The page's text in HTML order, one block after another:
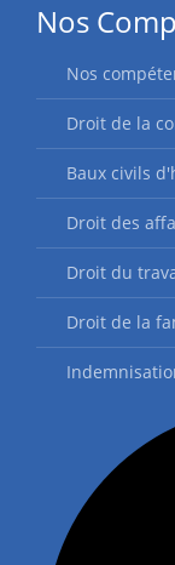
Nos
Nos
Droit de la
Baux civils
Droit des
Droit du
Droit de la